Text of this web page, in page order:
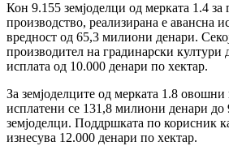
Кон 9.155 земјоделци од мерката 1.4 за
производство, реализирана е авансна
вредност од 65,3 милиони денари.
производител на градинарски култури
исплата од 10.000 денари по хектар.
За земјоделците од мерката 1.8 овошни
исплатени се 131,8 милиони денари до
земјоделци. Поддршката по корисник
изнесува 12.000 денари по хектар.